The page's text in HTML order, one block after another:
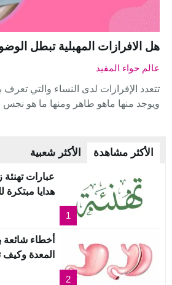
هل الافرازات المهبلية تبطل
عالم حواء المفيد
تتعدد الإفرازات لدى النساء والتي
ويوجد منها ماهو طاهر ومنها ما هو نجس
الأكثر مشاهدة الأكثر شعبية
1
عبارات
هدايا مبتكرة
2
أخطاء شائعة
المعدة وكيف